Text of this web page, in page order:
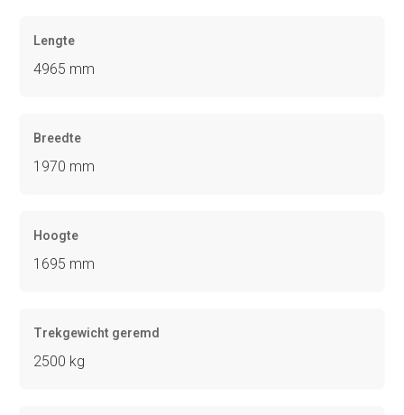
Lengte
4965 mm
Breedte
1970 mm
Hoogte
1695 mm
Trekgewicht geremd
2500 kg